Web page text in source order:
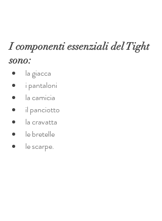
I componenti essenziali del Tight
sono:
la giacca
i pantaloni
la camicia
il panciotto
la cravatta
le bretelle
le scarpe.